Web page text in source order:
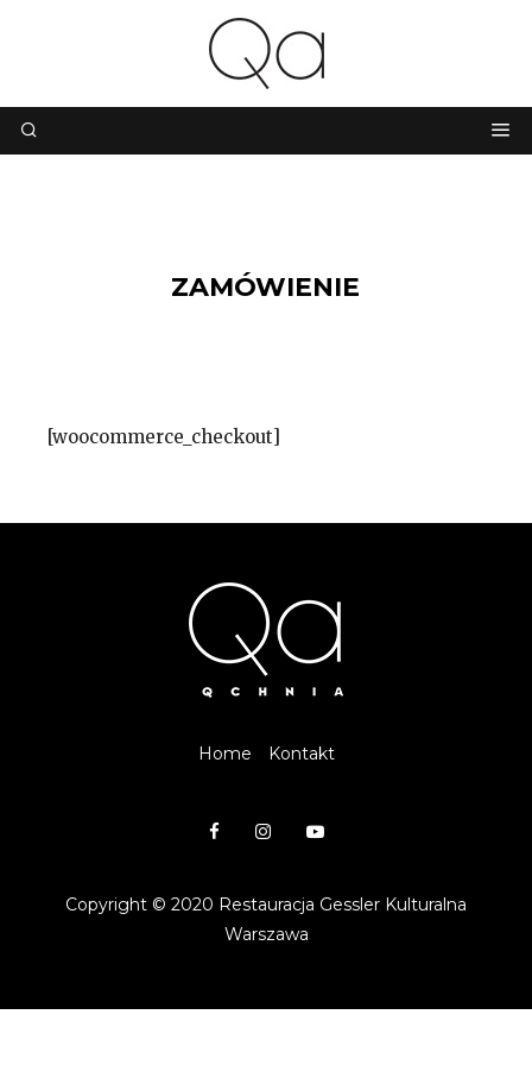
ZAMÓWIENIE
[woocommerce_checkout]
Home Kontakt
Copyright © 2020 Restauracja Gessler Kulturalna
Warszawa